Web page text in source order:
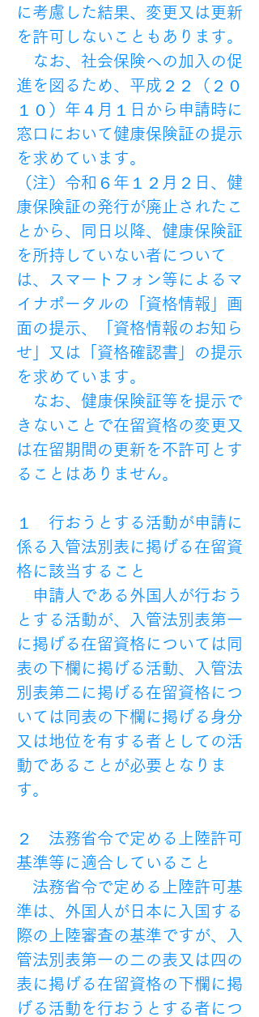
に考慮した結果、変更又は更新
を許可しないこともあります。
なお、社会保険への加入の促
進を図るため、平成２２（２０
１０）年４月１日から申請時に
窓口において健康保険証の提示
を求めています。
（注）令和６年１２月２日、健
康保険証の発行が廃止されたこ
とから、同日以降、健康保険証
を所持していない者について
は、スマートフォン等によるマ
イナポータルの「資格情報」画
面の提示、「資格情報のお知ら
せ」又は「資格確認書」の提示
を求めています。
なお、健康保険証等を提示で
きないことで在留資格の変更又
は在留期間の更新を不許可とす
ることはありません。
１　行おうとする活動が申請に
係る入管法別表に掲げる在留資
格に該当すること
申請人である外国人が行おう
とする活動が、入管法別表第一
に掲げる在留資格については同
表の下欄に掲げる活動、入管法
別表第二に掲げる在留資格につ
いては同表の下欄に掲げる身分
又は地位を有する者としての活
動であることが必要となりま
す。
２　法務省令で定める上陸許可
基準等に適合していること
法務省令で定める上陸許可基
準は、外国人が日本に入国する
際の上陸審査の基準ですが、入
管法別表第一の二の表又は四の
表に掲げる在留資格の下欄に掲
げる活動を行おうとする者につ